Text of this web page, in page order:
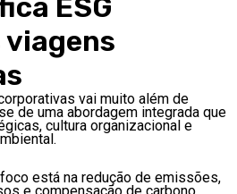
ESG
viagens
vai muito além de
de uma abordagem integrada que
cultura organizacional e
está na redução de emissões,